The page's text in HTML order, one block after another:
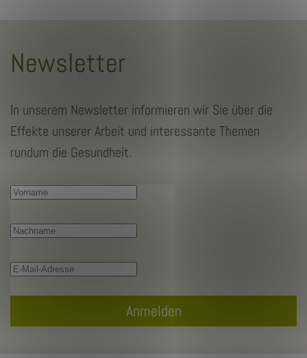
Newsletter
In unserem Newsletter informieren wir Sie über die
Effekte unserer Arbeit und interessante Themen
rundum die Gesundheit.
Anmelden